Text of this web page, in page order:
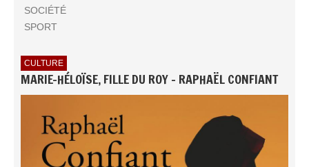
SOCIÉTÉ
SPORT
CULTURE
MARIE-HÉLOÏSE, FILLE DU ROY - RAPHAËL CONFIANT